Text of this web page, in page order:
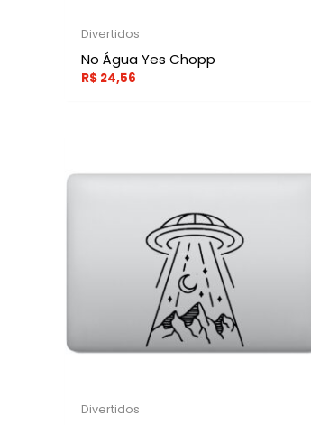
Divertidos
No Água Yes Chopp
R$ 24,56
Divertidos